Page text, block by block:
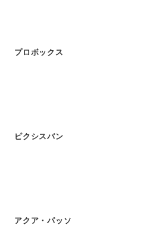
プロボックス
ピクシスバン
アクア・パッソ